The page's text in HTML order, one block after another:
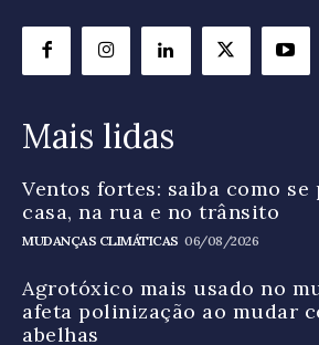
Mais lidas
Ventos fortes: saiba como
casa, na rua e no trânsito
MUDANÇAS CLIMÁTICAS 06/08/2026
Agrotóxico mais usado no
afeta polinização ao mudar
abelhas